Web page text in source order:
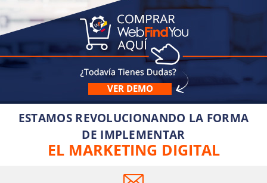
VER DEMO
ESTAMOS REVOLUCIONANDO LA FORMA
DE IMPLEMENTAR
EL MARKETING DIGITAL